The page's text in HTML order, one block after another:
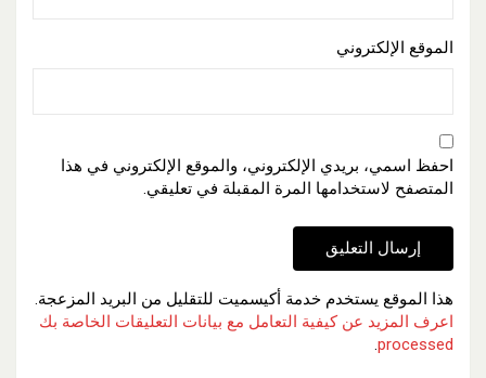
الموقع الإلكتروني
احفظ اسمي، بريدي الإلكتروني، والموقع الإلكتروني في هذا
المتصفح لاستخدامها المرة المقبلة في تعليقي.
هذا الموقع يستخدم خدمة أكيسميت للتقليل من البريد المزعجة.
اعرف المزيد عن كيفية التعامل مع بيانات التعليقات الخاصة بك
processed
.